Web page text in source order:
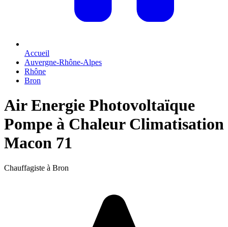
Accueil
Auvergne-Rhône-Alpes
Rhône
Bron
Air Energie Photovoltaïque
Pompe à Chaleur Climatisation
Macon 71
Chauffagiste à Bron